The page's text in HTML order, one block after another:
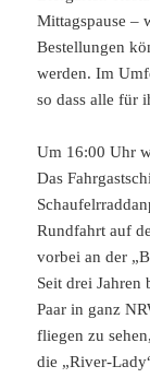
Mittagspause –
Bestellungen
werden. Im
so dass alle für
Um 16:00 Uhr
Das
Rundfahrt auf
vorbei an der
Seit drei Jahren
Paar in ganz
fliegen zu
die „River-